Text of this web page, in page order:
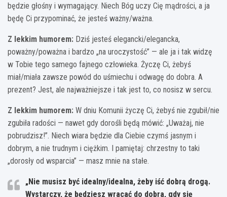
będzie głośny i wymagający. Niech Bóg uczy Cię mądrości, a ja
będę Ci przypominać, że jesteś ważny/ważna.
Z lekkim humorem: Dziś jesteś elegancki/elegancka,
poważny/poważna i bardzo „na uroczystość” — ale ja i tak widzę
w Tobie tego samego fajnego człowieka. Życzę Ci, żebyś
miał/miała zawsze powód do uśmiechu i odwagę do dobra. A
prezent? Jest, ale najważniejsze i tak jest to, co nosisz w sercu.
Z lekkim humorem: W dniu Komunii życzę Ci, żebyś nie zgubił/nie
zgubiła radości — nawet gdy dorośli będą mówić: „Uważaj, nie
pobrudzisz!”. Niech wiara będzie dla Ciebie czymś jasnym i
dobrym, a nie trudnym i ciężkim. I pamiętaj: chrzestny to taki
„dorosły od wsparcia” — masz mnie na stałe.
„Nie musisz być idealny/idealna, żeby iść dobrą drogą.
Wystarczy, że będziesz wracać do dobra, gdy się